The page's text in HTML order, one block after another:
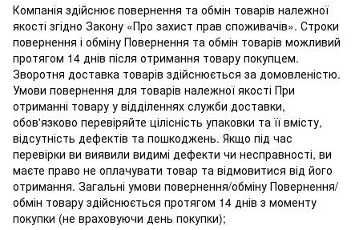
Компанія здійснює повернення та обмін товарів належної
якості згідно Закону «Про захист прав споживачів». Строки
повернення і обміну Повернення та обмін товарів можливий
протягом 14 днів після отримання товару покупцем.
Зворотня доставка товарів здійснюється за домовленістю.
Умови повернення для товарів належної якості При
отриманні товару у відділеннях служби доставки,
обов'язково перевіряйте цілісність упаковки та її вмісту,
відсутність дефектів та пошкоджень. Якщо під час
перевірки ви виявили видимі дефекти чи несправності, ви
маєте право не оплачувати товар та відмовитися від його
отримання. Загальні умови повернення/обміну Повернення/
обмін товару здійснюється протягом 14 днів з моменту
покупки (не враховуючи день покупки);